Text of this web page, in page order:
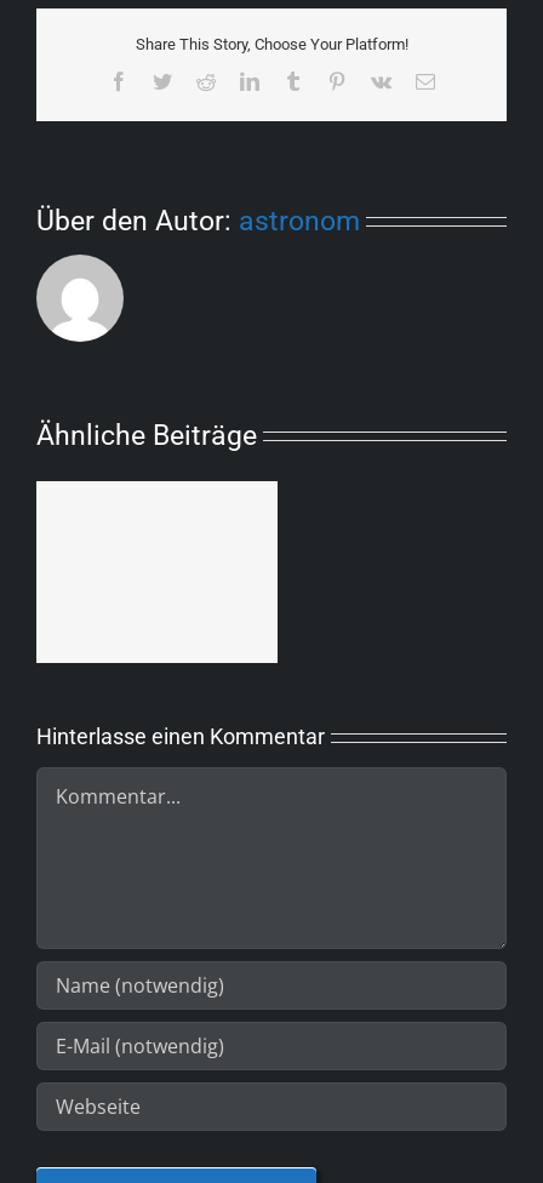
Share This Story, Choose Your Platform!
Facebook
TwitterRedditLinkedInTumblr Pinterest
Vk
E-
Über den Autor: astronom
Ähnliche Beiträge
Hinterlasse einen Kommentar
Kommentar